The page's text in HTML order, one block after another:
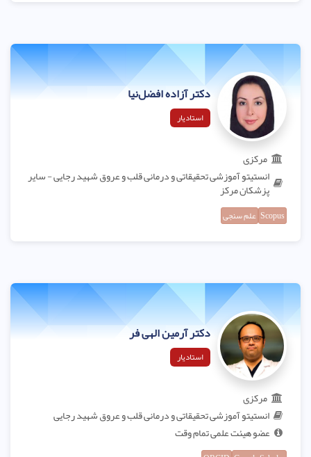
دکتر آزاده افضل‌نیا
استادیار
مرکزی
انستیتو آموزشی تحقیقاتی و درمانی قلب و عروق شهید رجایی - سایر
پزشکان مرکز
Scopus علم سنجی
دکتر آرمین الهی فر
استادیار
مرکزی
انستیتو آموزشی تحقیقاتی و درمانی قلب و عروق شهید رجایی
عضو هیئت علمی تمام وقت